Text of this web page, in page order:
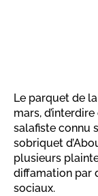
Le parquet de
mars,
salafiste connu
sobriquet
plusieurs
diffamation par
sociaux.